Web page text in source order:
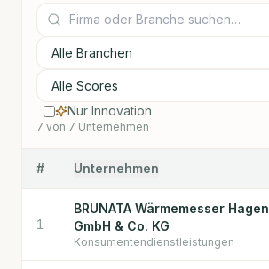
Nur Innovation
7 von 7 Unternehmen
# Unternehmen
1
BRUNATA Wärmemesser Hagen
GmbH & Co. KG
Konsumentendienstleistungen